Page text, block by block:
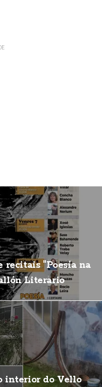
recitais "Poesía na
Literario
interior do Vello